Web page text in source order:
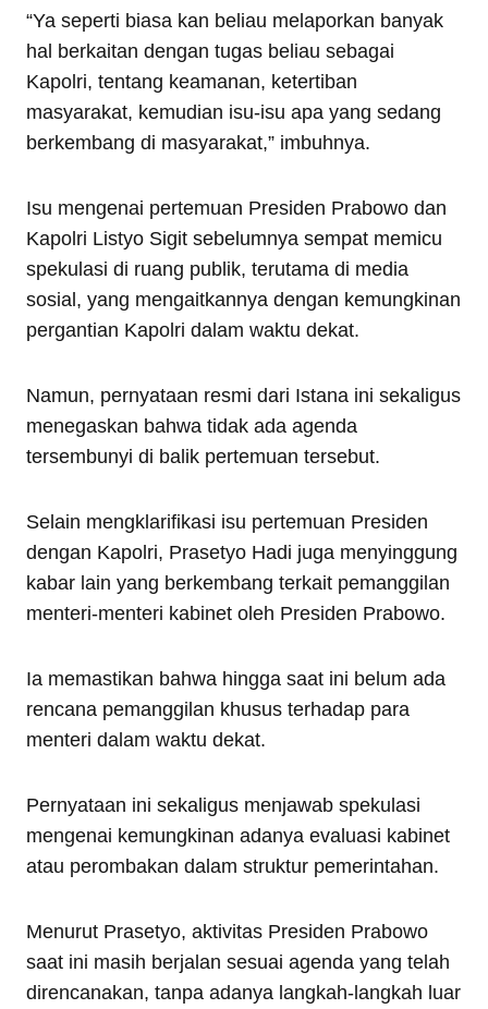
“Ya seperti biasa kan beliau melaporkan banyak
hal berkaitan dengan tugas beliau sebagai
Kapolri, tentang keamanan, ketertiban
masyarakat, kemudian isu-isu apa yang sedang
berkembang di masyarakat,” imbuhnya.
Isu mengenai pertemuan Presiden Prabowo dan
Kapolri Listyo Sigit sebelumnya sempat memicu
spekulasi di ruang publik, terutama di media
sosial, yang mengaitkannya dengan kemungkinan
pergantian Kapolri dalam waktu dekat.
Namun, pernyataan resmi dari Istana ini sekaligus
menegaskan bahwa tidak ada agenda
tersembunyi di balik pertemuan tersebut.
Selain mengklarifikasi isu pertemuan Presiden
dengan Kapolri, Prasetyo Hadi juga menyinggung
kabar lain yang berkembang terkait pemanggilan
menteri-menteri kabinet oleh Presiden Prabowo.
Ia memastikan bahwa hingga saat ini belum ada
rencana pemanggilan khusus terhadap para
menteri dalam waktu dekat.
Pernyataan ini sekaligus menjawab spekulasi
mengenai kemungkinan adanya evaluasi kabinet
atau perombakan dalam struktur pemerintahan.
Menurut Prasetyo, aktivitas Presiden Prabowo
saat ini masih berjalan sesuai agenda yang telah
direncanakan, tanpa adanya langkah-langkah luar